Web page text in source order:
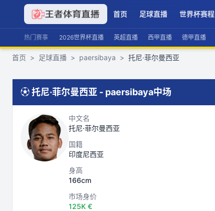
首页 足球直播 世界杯赛程
热门赛事 2026世界杯直播 英超直播 西甲直播 德甲直播
首页 > 足球直播 > paersibaya > 托尼·菲尔曼西亚
⚽托尼·菲尔曼西亚 - paersibaya中场
中文名
托尼·菲尔曼西亚
国籍
印度尼西亚
身高
166cm
市场身价
125K €